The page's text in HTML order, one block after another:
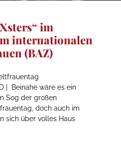
im
internationalen
(BAZ)
| Beinahe wäre es ein
Sog der großen
doch auch im
sich über volles Haus